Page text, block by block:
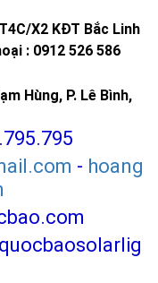
X2 KĐT Bắc Linh
: 0912 526 586
Hùng, P. Lê Bình,
- hoang